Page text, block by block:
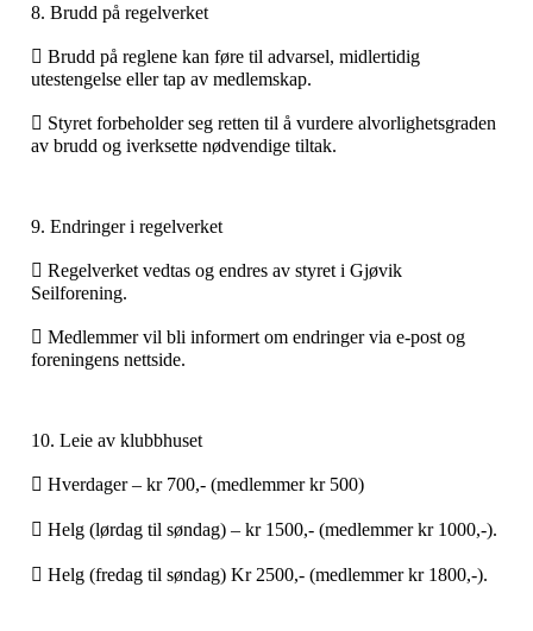
8. Brudd på regelverket
 Brudd på reglene kan føre til advarsel, midlertidig
utestengelse eller tap av medlemskap.
 Styret forbeholder seg retten til å vurdere alvorlighetsgraden
av brudd og iverksette nødvendige tiltak.
9. Endringer i regelverket
 Regelverket vedtas og endres av styret i Gjøvik
Seilforening.
 Medlemmer vil bli informert om endringer via e-post og
foreningens nettside.
10. Leie av klubbhuset
 Hverdager – kr 700,- (medlemmer kr 500)
 Helg (lørdag til søndag) – kr 1500,- (medlemmer kr 1000,-).
 Helg (fredag til søndag) Kr 2500,- (medlemmer kr 1800,-).